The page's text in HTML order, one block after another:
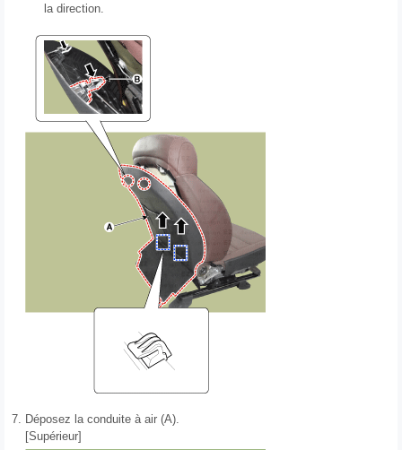
la direction.
7. Déposez la conduite à air (A).
[Supérieur]